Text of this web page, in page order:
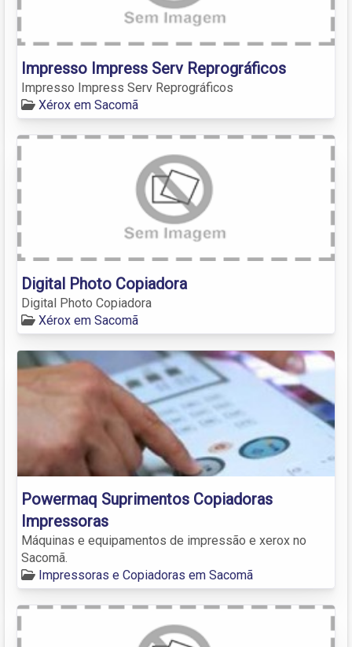
Impresso Impress Serv Reprográficos
Impresso Impress Serv Reprográficos
Xérox em Sacomã
Digital Photo Copiadora
Digital Photo Copiadora
Xérox em Sacomã
Powermaq Suprimentos Copiadoras
Impressoras
Máquinas e equipamentos de impressão e xerox no
Sacomã.
Impressoras e Copiadoras em Sacomã